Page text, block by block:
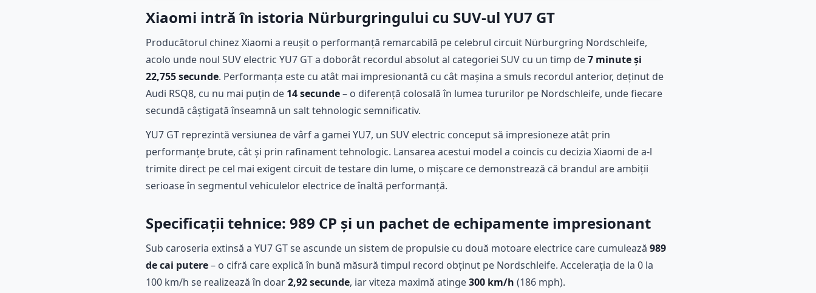
Xiaomi intră în istoria Nürburgringului cu SUV-ul YU7 GT
Producătorul chinez Xiaomi a reușit o performanță remarcabilă pe celebrul circuit Nürburgring Nordschleife,
acolo unde noul SUV electric YU7 GT a doborât recordul absolut al categoriei SUV cu un timp de7 minute și
22,755 secunde. Performanța este cu atât mai impresionantă cu cât mașina a smuls recordul anterior, deținut de
Audi RSQ8, cu nu mai puțin de 14 secunde– o diferență colosală în lumea tururilor pe Nordschleife, unde fiecare
secundă câștigată înseamnă un salt tehnologic semnificativ.
YU7 GT reprezintă versiunea de vârf a gamei YU7, un SUV electric conceput să impresioneze atât prin
performanțe brute, cât și prin rafinament tehnologic. Lansarea acestui model a coincis cu decizia Xiaomi de a-l
trimite direct pe cel mai exigent circuit de testare din lume, o mișcare ce demonstrează că brandul are ambiții
serioase în segmentul vehiculelor electrice de înaltă performanță.
Specificații tehnice: 989 CP și un pachet de echipamente impresionant
Sub caroseria extinsă a YU7 GT se ascunde un sistem de propulsie cu două motoare electrice care cumulează 989
de cai putere– o cifră care explică în bună măsură timpul record obținut pe Nordschleife. Accelerația de la 0 la
100 km/h se realizează în doar2,92 secunde, iar viteza maximă atinge300 km/h (186 mph).